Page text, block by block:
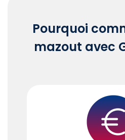
Pourquoi
mazout avec